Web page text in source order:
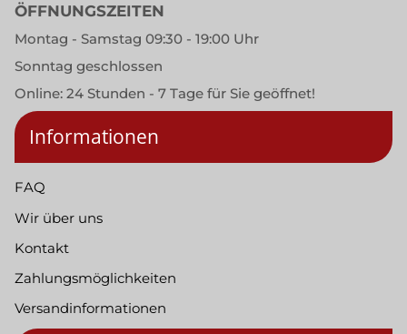
ÖFFNUNGSZEITEN
Montag - Samstag 09:30 - 19:00 Uhr
Sonntag geschlossen
Online: 24 Stunden - 7 Tage für Sie geöffnet!
Informationen
FAQ
Wir über uns
Kontakt
Zahlungsmöglichkeiten
Versandinformationen